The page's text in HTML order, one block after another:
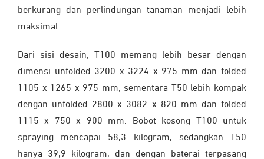
berkurang dan perlindungan tanaman menjadi lebih
maksimal.
Dari sisi desain, T100 memang lebih besar dengan
dimensi unfolded 3200 x 3224 x 975 mm dan folded
1105 x 1265 x 975 mm, sementara T50 lebih kompak
dengan unfolded 2800 x 3082 x 820 mm dan folded
1115 x 750 x 900 mm. Bobot kosong T100 untuk
spraying mencapai 58,3 kilogram, sedangkan T50
hanya 39,9 kilogram, dan dengan baterai terpasang